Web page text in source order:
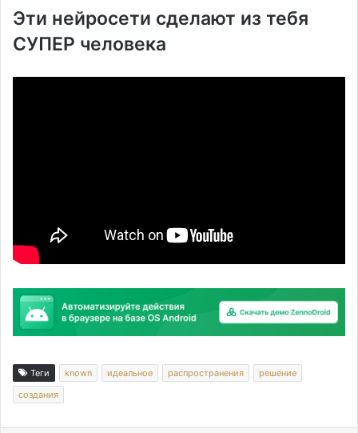
Эти нейросети сделают из тебя
СУПЕР человека
Теги known идеальное распространения
решение
создания